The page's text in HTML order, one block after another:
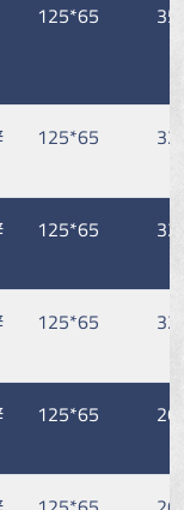
125*65 35
125*65 32
125*65 32
125*65 32
125*65 26